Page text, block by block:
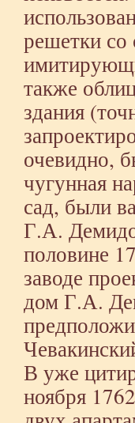
решетки со
также
здания
очевидно,
чугунная
сад, были
Г.А.
половине
заводе
дом Г.А.
В уже
ноября